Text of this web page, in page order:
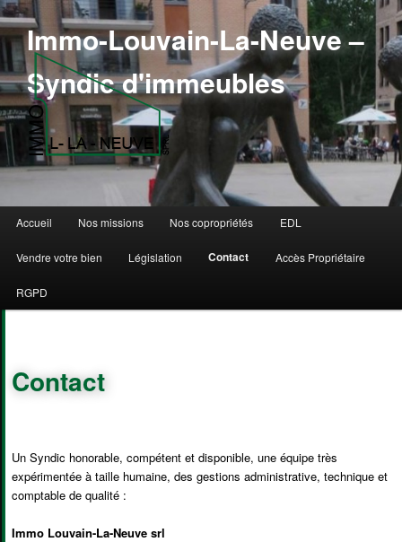
Immo-Louvain-La-Neuve –
Syndic d'immeubles
Aller au contenu principal
Aller au contenu secondaire
Accueil Nos missions Nos copropriétés EDL
Vendre votre bien Législation Contact Accès Propriétaire
RGPD
Contact
Un Syndic honorable, compétent et disponible, une équipe très
expérimentée à taille humaine, des gestions administrative, technique et
comptable de qualité :
Immo Louvain-La-Neuve srl